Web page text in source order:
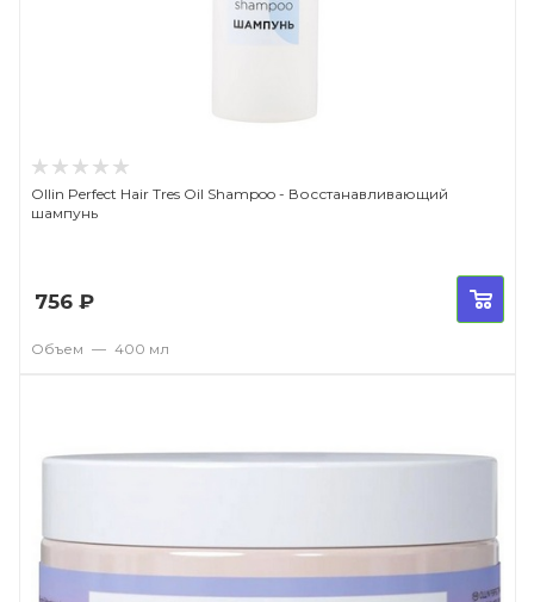
Ollin Perfect Hair Tres Oil Shampoo - Восстанавливающий
шампунь
756 ₽
Объем — 400 мл